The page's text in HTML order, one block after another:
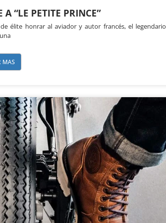
“LE PETITE PRINCE”
élite honrar al aviador y autor francés, el legendario
MAS